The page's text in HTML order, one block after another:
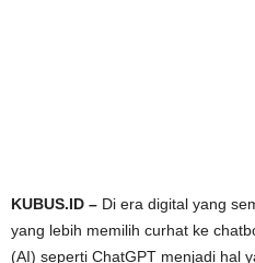
KUBUS.ID – Di era digital yang
yang lebih memilih curhat ke
(AI) seperti ChatGPT menjadi hal